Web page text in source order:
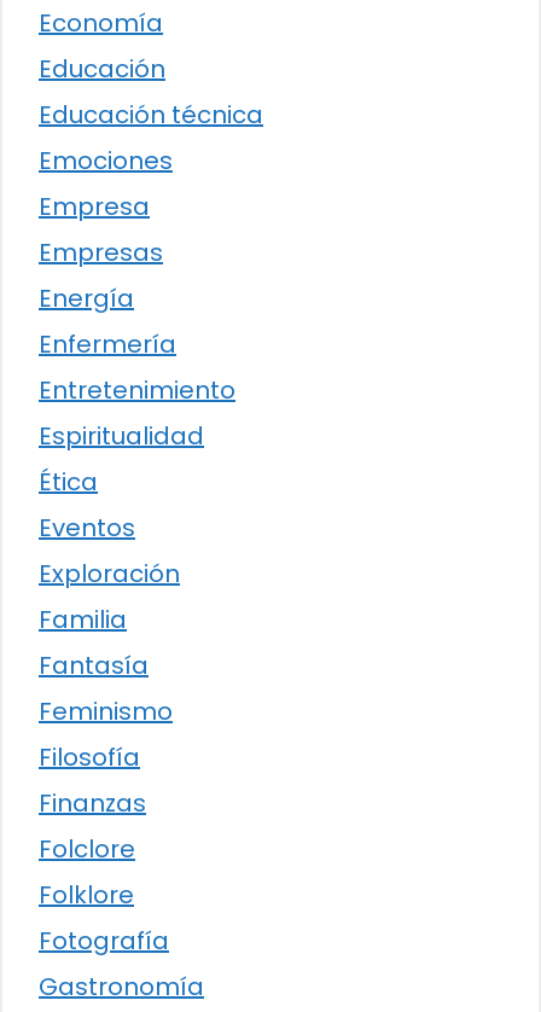
Economía
Educación
Educación técnica
Emociones
Empresa
Empresas
Energía
Enfermería
Entretenimiento
Espiritualidad
Ética
Eventos
Exploración
Familia
Fantasía
Feminismo
Filosofía
Finanzas
Folclore
Folklore
Fotografía
Gastronomía